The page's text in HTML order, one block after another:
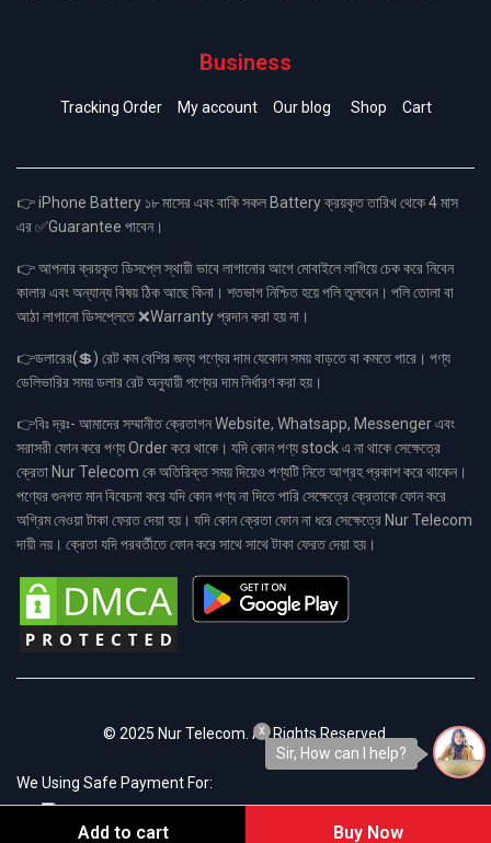
Business
Tracking Order My account Our blog Shop Cart
👉 iPhone Battery ১৮ মাসের এবং বাকি সকল Battery ক্রয়কৃত তারিখ থেকে 4 মাস
এর ✅Guarantee পাবেন।
👉 আপনার ক্রয়কৃত ডিসপ্লে স্থায়ী ভাবে লাগানোর আগে মোবাইলে লাগিয়ে চেক করে নিবেন
কালার এবং অন্যান্য বিষয় ঠিক আছে কিনা। শতভাগ নিশ্চিত হয়ে পলি তুলবেন। পলি তোলা বা
আঠা লাগানো ডিসপ্লেতে ❌Warranty প্রদান করা হয় না।
👉ডলারের(💲) রেট কম বেশির জন্য পণ্যের দাম যেকোন সময় বাড়তে বা কমতে পারে। পণ্য
ডেলিভারির সময় ডলার রেট অনুযায়ী পণ্যের দাম নির্ধারণ করা হয়।
👉বিঃ দ্রঃ- আমাদের সম্মানীত ক্রেতাগন Website, Whatsapp, Messenger এবং
সরাসরী ফোন করে পণ্য Order করে থাকে। যদি কোন পণ্য stock এ না থাকে সেক্ষেত্রে
ক্রেতা Nur Telecom কে অতিরিক্ত সময় দিয়েও পণ্যটি নিতে আগ্রহ প্রকাশ করে থাকেন।
পণ্যের গুনগত মান বিবেচনা করে যদি কোন পণ্য না দিতে পারি সেক্ষেত্রে ক্রেতাকে ফোন করে
অগ্রিম নেওয়া টাকা ফেরত দেয়া হয়। যদি কোন ক্রেতা ফোন না ধরে সেক্ষেত্রে Nur Telecom
দায়ী নয়। ক্রেতা যদি পরবর্তীতে ফোন করে সাথে সাথে টাকা ফেরত দেয়া হয়।
© 2025 Nur Telecom. All Rights Reserved.
We Using Safe Payment For:
Add to cart Buy Now
Sir, How can I help?
x